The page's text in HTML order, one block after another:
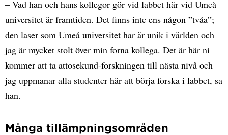
– Vad han och hans kollegor gör vid labbet här vid Umeå
universitet är framtiden. Det finns inte ens någon ”tvåa”;
den laser som Umeå universitet har är unik i världen och
jag är mycket stolt över min forna kollega. Det är här ni
kommer att ta attosekund-forskningen till nästa nivå och
jag uppmanar alla studenter här att börja forska i labbet, sa
han.
Många tillämpningsområden